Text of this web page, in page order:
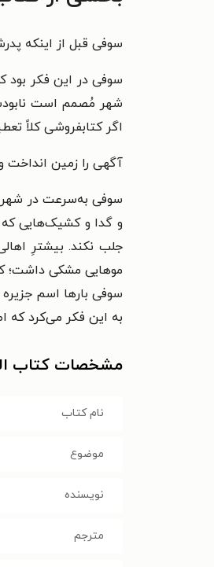
سوفی قبل از اینکه
سوفی در این فکر
شهر مُصمم است
اگر کتابفروشی کلاً
آگهی را زمین
سوفی به‌سرعت در شهر
و گدا و کشیک‌هایی که
جلب نکند. بیشترِ
موهایی مشکی داشت؛
سوفی بارها اسم
به این فکر می‌کرد که
مشخصات کتاب
نام کتاب
موضوع
نویسنده
مترجم